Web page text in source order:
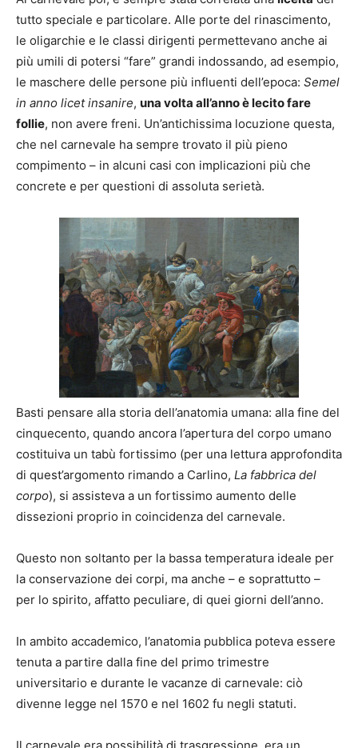
tutto speciale e particolare. Alle porte del rinascimento,
le oligarchie e le classi dirigenti permettevano anche ai
più umili di potersi “fare” grandi indossando, ad esempio,
le maschere delle persone più influenti dell’epoca: Semel
in anno licet insanire, una volta all’anno è lecito fare
follie, non avere freni. Un’antichissima locuzione questa,
che nel carnevale ha sempre trovato il più pieno
compimento – in alcuni casi con implicazioni più che
concrete e per questioni di assoluta serietà.
Basti pensare alla storia dell’anatomia umana: alla fine del
cinquecento, quando ancora l’apertura del corpo umano
costituiva un tabù fortissimo (per una lettura approfondita
di quest’argomento rimando a Carlino, La fabbrica del
corpo), si assisteva a un fortissimo aumento delle
dissezioni proprio in coincidenza del carnevale.
Questo non soltanto per la bassa temperatura ideale per
la conservazione dei corpi, ma anche – e soprattutto –
per lo spirito, affatto peculiare, di quei giorni dell’anno.
In ambito accademico, l’anatomia pubblica poteva essere
tenuta a partire dalla fine del primo trimestre
universitario e durante le vacanze di carnevale: ciò
divenne legge nel 1570 e nel 1602 fu negli statuti.